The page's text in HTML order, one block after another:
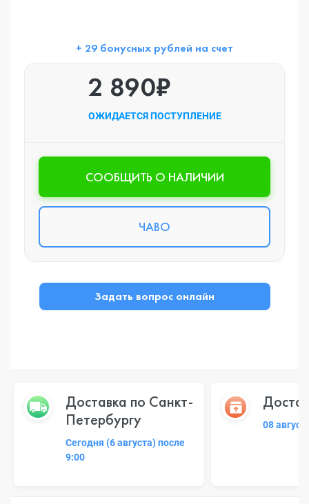
+ 29 бонусных рублей на счет
2 890₽
ОЖИДАЕТСЯ ПОСТУПЛЕНИЕ
CООБЩИТЬ О НАЛИЧИИ
ЧАВО
Задать вопрос онлайн
Доставка по Санкт-
Петербургу
Сегодня (6 августа) после
9:00
08